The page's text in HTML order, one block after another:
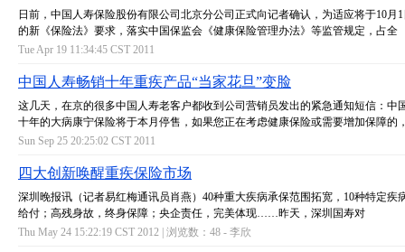
日前，中国人寿保险股份有限公司北京分公司正式向记者确认，为适应将于10月
的新《保险法》要求，落实中国保监会《健康保险管理办法》等监管规定，占全
Tue Apr 19 11:34:45 CST 2011
中国人寿畅销十年重疾产品“当家花旦”变脸
这几天，在京的很多中国人寿老客户都收到公司营销员发出的紧急通知短信：中
十年的大病康宁保险将于本月停售，如果您正在考虑健康保险或需要增加保障的
Sun Sep 25 20:25:02 CST 2011
四大创新唤醒重疾保险市场
深圳晚报讯（记者易红梅通讯员肖燕）40种重大疾病承保范围拓宽，10种特定疾
给付；高残身故，终身保障；央企责任，完美体现……昨天，深圳国寿对
Thu May 24 15:22:19 CST 2012 | 浏览数：48 - 李欣